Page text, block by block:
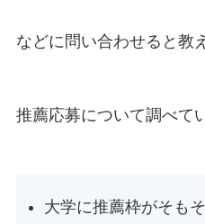
などに問い合わせると教
推薦応募について調べて
大学に推薦枠がそも